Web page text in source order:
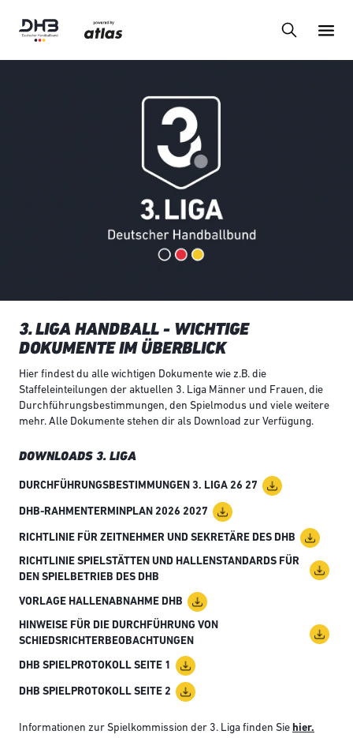
3. LIGA HANDBALL - WICHTIGE
DOKUMENTE IM ÜBERBLICK
Hier findest du alle wichtigen Dokumente wie z.B. die
Staffeleinteilungen der aktuellen 3. Liga Männer und Frauen, die
Durchführungsbestimmungen, den Spielmodus und viele weitere
mehr. Alle Dokumente stehen dir als Download zur Verfügung.
DOWNLOADS 3. LIGA
DURCHFÜHRUNGSBESTIMMUNGEN 3. LIGA 26 27
DHB-RAHMENTERMINPLAN 2026 2027
RICHTLINIE FÜR ZEITNEHMER UND SEKRETÄRE DES DHB
RICHTLINIE SPIELSTÄTTEN UND HALLENSTANDARDS FÜR
DEN SPIELBETRIEB DES DHB
VORLAGE HALLENABNAHME DHB
HINWEISE FÜR DIE DURCHFÜHRUNG VON
SCHIEDSRICHTERBEOBACHTUNGEN
DHB SPIELPROTOKOLL SEITE 1
DHB SPIELPROTOKOLL SEITE 2
Informationen zur Spielkommission der 3. Liga finden Sie hier.